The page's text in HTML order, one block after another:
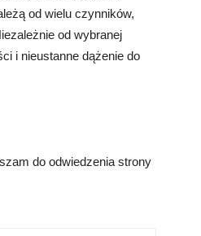
od wielu czynników,
od wybranej
i nieustanne dążenie do
do odwiedzenia strony